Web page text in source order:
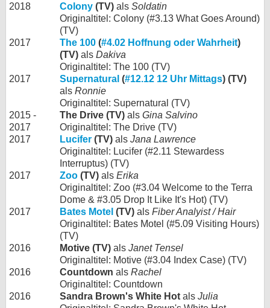
2018
Colony (TV) als Soldatin
Originaltitel: Colony (#3.13 What Goes Around)
(TV)
2017
The 100 (#4.02 Hoffnung oder Wahrheit)
(TV) als Dakiva
Originaltitel: The 100 (TV)
2017
Supernatural (#12.12 12 Uhr Mittags) (TV)
als Ronnie
Originaltitel: Supernatural (TV)
2015 -
2017
The Drive (TV) als Gina Salvino
Originaltitel: The Drive (TV)
2017
Lucifer (TV) als Jana Lawrence
Originaltitel: Lucifer (#2.11 Stewardess
Interruptus) (TV)
2017
Zoo (TV) als Erika
Originaltitel: Zoo (#3.04 Welcome to the Terra
Dome & #3.05 Drop It Like It's Hot) (TV)
2017
Bates Motel (TV) als Fiber Analyist / Hair
Originaltitel: Bates Motel (#5.09 Visiting Hours)
(TV)
2016
Motive (TV) als Janet Tensel
Originaltitel: Motive (#3.04 Index Case) (TV)
2016
Countdown als Rachel
Originaltitel: Countdown
2016
Sandra Brown's White Hot als Julia